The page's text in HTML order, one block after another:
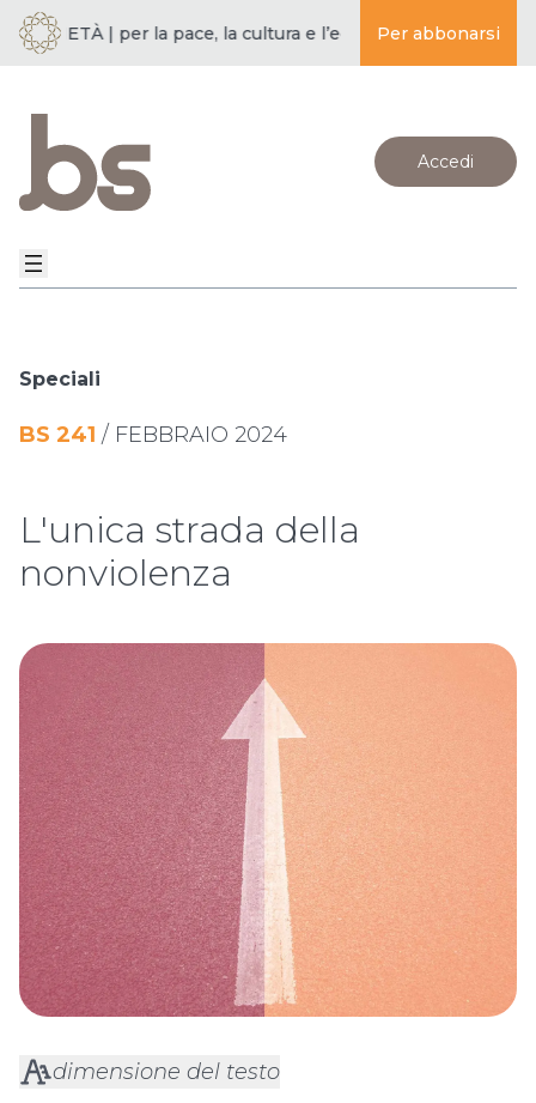
SOCIETÀ | per la pace, la cultura e l’educazione ·BUDDISMO
Per abbonarsi
Accedi
Speciali
BS 241 / FEBBRAIO 2024
L'unica strada della
nonviolenza
dimensione del testo